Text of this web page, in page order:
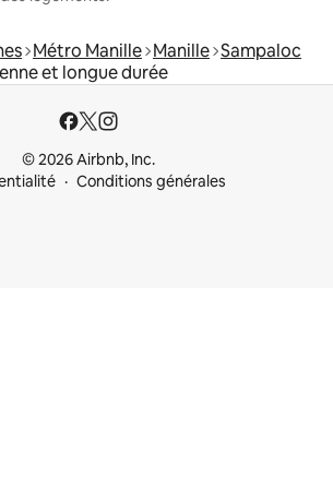
Métro Manille Manille Sampaloc
et longue durée
© 2026 Airbnb, Inc.
Conditions générales